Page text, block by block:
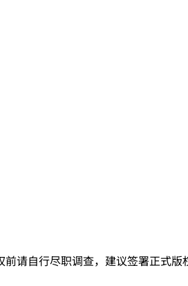
请自行尽职调查，建议签署正式版